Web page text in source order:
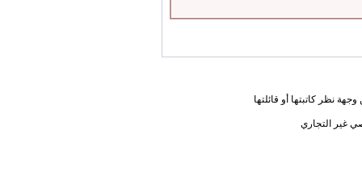
نظر كاتبتها أو قائلتها
غير التجاري